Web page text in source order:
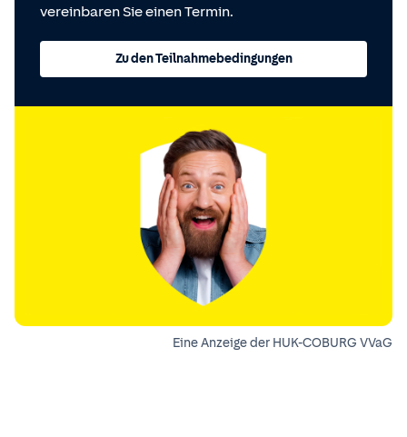
vereinbaren Sie einen Termin.
Zu den Teilnahmebedingungen
Eine Anzeige der HUK-COBURG VVaG